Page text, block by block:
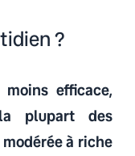
?
efficace,
plupart des
à riche